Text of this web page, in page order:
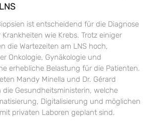
ist entscheidend für die Diagnose
wie Krebs. Trotz einiger
die Wartezeiten am LNS hoch,
Onkologie, Gynäkologie und
erhebliche Belastung für die Patienten.
Mandy Minella und Dr. Gérard
die Gesundheitsministerin, welche
Digitalisierung und möglichen
privaten Laboren geplant sind.